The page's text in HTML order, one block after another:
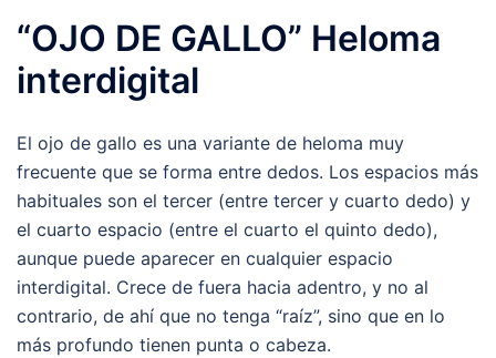
“OJO DE GALLO” Heloma
interdigital
El ojo de gallo es una variante de heloma muy
frecuente que se forma entre dedos. Los espacios más
habituales son el tercer (entre tercer y cuarto dedo) y
el cuarto espacio (entre el cuarto el quinto dedo),
aunque puede aparecer en cualquier espacio
interdigital. Crece de fuera hacia adentro, y no al
contrario, de ahí que no tenga “raíz”, sino que en lo
más profundo tienen punta o cabeza.